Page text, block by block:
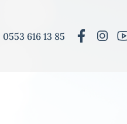
0553 616 13 85